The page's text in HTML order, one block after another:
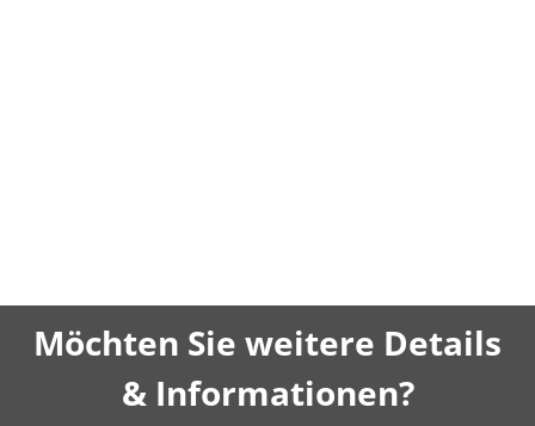
Möchten Sie weitere Details
& Informationen?